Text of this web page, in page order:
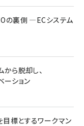
の裏側 ―ECシステム
ら脱却し、
ーション
目標とするワークマン